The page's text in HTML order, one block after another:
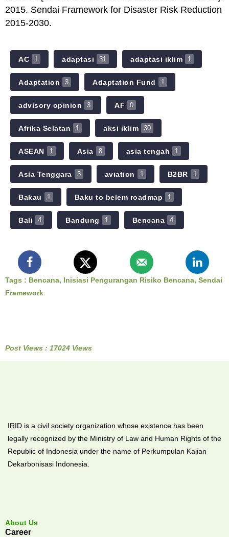
2015. Sendai Framework for Disaster Risk Reduction
2015-2030.
AC 1 adaptasi 31 adaptasi iklim 1
Adaptation 3 Adaptation Fund 1
advisory opinion 3 AF 0
Afrika Selatan 1 aksi iklim 30
ASEAN 1 Asia 8 asia tengah 1
Asia Tenggara 3 aviation 1 B2BR 1
Bakau 1 Baku to belem roadmap 1
Bali 4 Bandung 1 Bencana 4
Tags : Bencana, Inisiasi Pengurangan Risiko Bencana, Sendai
Framework
Post Views : 17024 Views
IRID is a civil society organization whose existence has been
legally recognized by the Ministry of Law and Human Rights of the
Republic of Indonesia under the name of Perkumpulan Kajian
Dekarbonisasi Indonesia.
About Us
Career